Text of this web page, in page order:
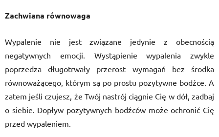
Zachwiana równowaga
Wypalenie nie jest związane jedynie z obecnością
negatywnych emocji. Wystąpienie wypalenia zwykle
poprzedza długotrwały przerost wymagań bez środka
równoważącego, którym są po prostu pozytywne bodźce. A
zatem jeśli czujesz, że Twój nastrój ciągnie Cię w dół, zadbaj
o siebie. Dopływ pozytywnych bodźców może ochronić Cię
przed wypaleniem.